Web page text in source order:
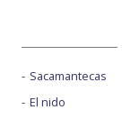
Sacamantecas
El nido